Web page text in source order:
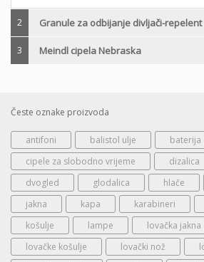
2 Granule za odbijanje divljači-repelent
3 Meindl cipela Nebraska
Česte oznake proizvoda
antifoni balistol ulje baterija
cipele za slobodno vrijeme
dizalica
dvogled
glodalica hlače
jakna
kapa karabineri
košulje
lampe lovačka jakna
lovačke košulje
lovački nož